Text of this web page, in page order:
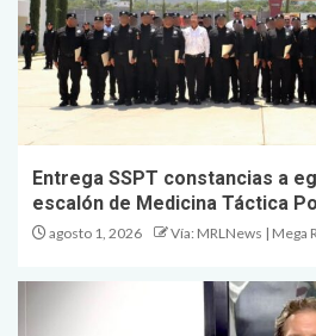
Entrega SSPT constancias a
escalón de Medicina Táctica
agosto 1, 2026 Vía: MRLNews | Mega